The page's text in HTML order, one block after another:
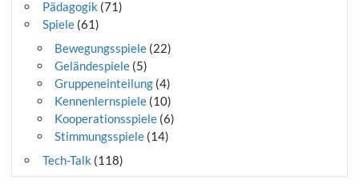
Pädagogik (71)
Spiele(61)
Bewegungsspiele(22)
Geländespiele(5)
Gruppeneinteilung(4)
Kennenlernspiele(10)
Kooperationsspiele(6)
Stimmungsspiele(14)
Tech-Talk (118)